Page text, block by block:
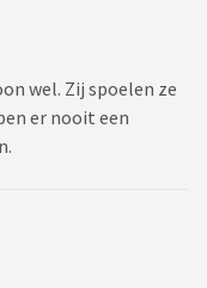
wel. Zij spoelen ze
er nooit een